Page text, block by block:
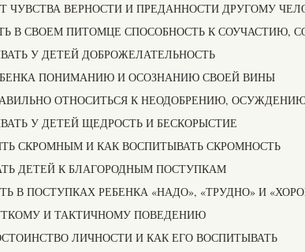
ЧУВСТВА ВЕРНОСТИ И ПРЕДАННОСТИ ДРУГОМУ
В СВОЕМ ПИТОМЦЕ СПОСОБНОСТЬ К СОУЧАСТИЮ,
У ДЕТЕЙ ДОБРОЖЕЛАТЕЛЬНОСТЬ
ПОНИМАНИЮ И ОСОЗНАНИЮ СВОЕЙ ВИНЫ
ОТНОСИТЬСЯ К НЕОДОБРЕНИЮ,
У ДЕТЕЙ ЩЕДРОСТЬ И БЕСКОРЫСТИЕ
СКРОМНЫМ И КАК ВОСПИТЫВАТЬ СКРОМНОСТЬ
ДЕТЕЙ К БЛАГОРОДНЫМ ПОСТУПКАМ
В ПОСТУПКАХ РЕБЕНКА «НАДО», «ТРУДНО» И
И ТАКТИЧНОМУ ПОВЕДЕНИЮ
ЛИЧНОСТИ И КАК ЕГО ВОСПИТЫВАТЬ